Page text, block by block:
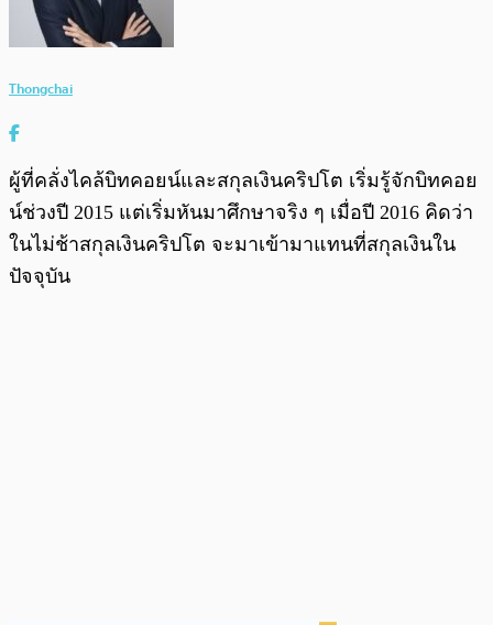
Thongchai
ผู้ที่คลั่งไคล้บิทคอยน์และสกุลเงินคริปโต เริ่มรู้จักบิทคอย
น์ช่วงปี 2015 แต่เริ่มหันมาศึกษาจริง ๆ เมื่อปี 2016 คิดว่า
ในไม่ช้าสกุลเงินคริปโต จะมาเข้ามาแทนที่สกุลเงินใน
ปัจจุบัน